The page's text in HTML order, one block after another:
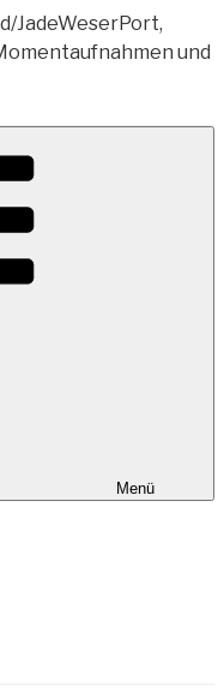
Container
Menü